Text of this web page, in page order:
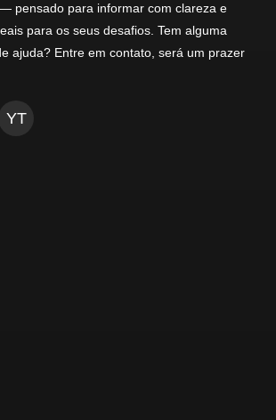
pensado para informar com clareza e
para os seus desafios. Tem alguma
ajuda? Entre em contato, será um prazer
YT